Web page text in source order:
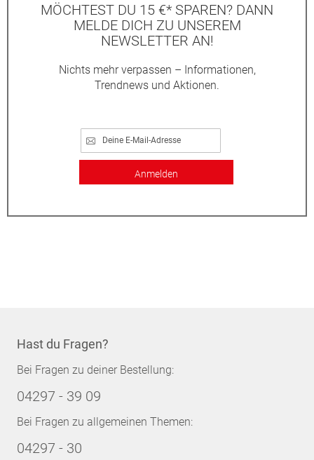
MÖCHTEST DU 15 €* SPAREN? DANN
MELDE DICH ZU UNSEREM
NEWSLETTER AN!
Nichts mehr verpassen – Informationen,
Trendnews und Aktionen.
Anmelden
Hast du Fragen?
Bei Fragen zu deiner Bestellung:
04297 - 39 09
Bei Fragen zu allgemeinen Themen:
04297 - 30